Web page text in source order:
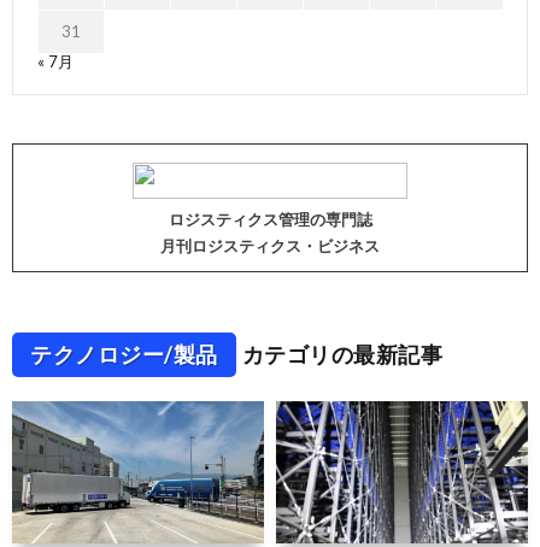
31
« 7月
ロジスティクス管理の専門誌
月刊ロジスティクス・ビジネス
テクノロジー/製品 カテゴリの最新記事